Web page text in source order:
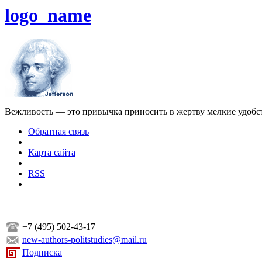
logo_name
Вежливость — это привычка приносить в жертву мелкие
Обратная связь
|
Карта сайта
|
RSS
+7 (495) 502-43-17
new-authors-politstudies@mail.ru
Подписка